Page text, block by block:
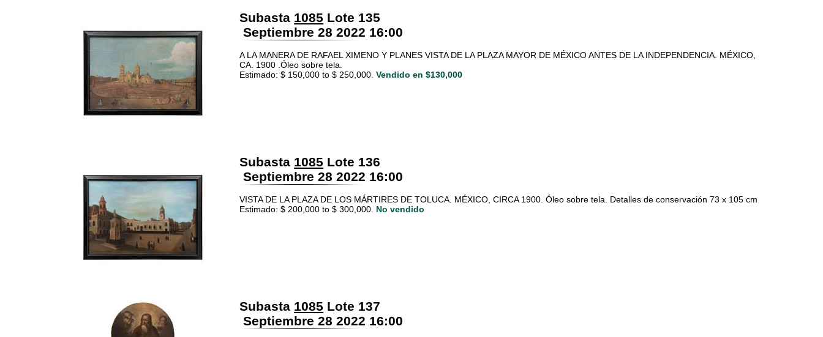
Subasta 1085 Lote 135
Septiembre 28 2022 16:00
A LA MANERA DE RAFAEL XIMENO Y PLANES VISTA DE LA PLAZA MAYOR DE MÉXICO ANTES DE LA INDEPENDENCIA. MÉXICO,
CA. 1900 .Óleo sobre tela.
Estimado: $ 150,000 to $ 250,000. Vendido en $130,000
Subasta 1085 Lote 136
Septiembre 28 2022 16:00
VISTA DE LA PLAZA DE LOS MÁRTIRES DE TOLUCA. MÉXICO, CIRCA 1900. Óleo sobre tela. Detalles de conservación 73 x 105 cm
Estimado: $ 200,000 to $ 300,000. No vendido
Subasta 1085 Lote 137
Septiembre 28 2022 16:00